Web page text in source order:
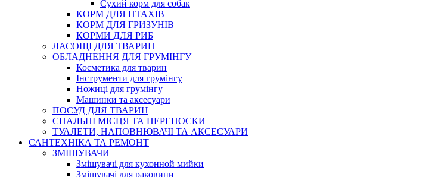
Сухий корм для собак
КОРМ ДЛЯ ПТАХІВ
КОРМ ДЛЯ ГРИЗУНІВ
КОРМИ ДЛЯ РИБ
ЛАСОЩІ ДЛЯ ТВАРИН
ОБЛАДНЕННЯ ДЛЯ ГРУМІНГУ
Косметика для тварин
Інструменти для грумінгу
Ножиці для грумінгу
Машинки та аксесуари
ПОСУД ДЛЯ ТВАРИН
СПАЛЬНІ МІСЦЯ ТА ПЕРЕНОСКИ
ТУАЛЕТИ, НАПОВНЮВАЧІ ТА АКСЕСУАРИ
САНТЕХНІКА ТА РЕМОНТ
ЗМІШУВАЧИ
Змішувачі для кухонной мийки
Змішувачі для раковини